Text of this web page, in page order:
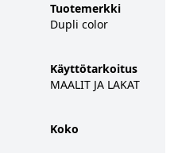
Tuotemerkki
Dupli color
Käyttötarkoitus
MAALIT JA LAKAT
Koko